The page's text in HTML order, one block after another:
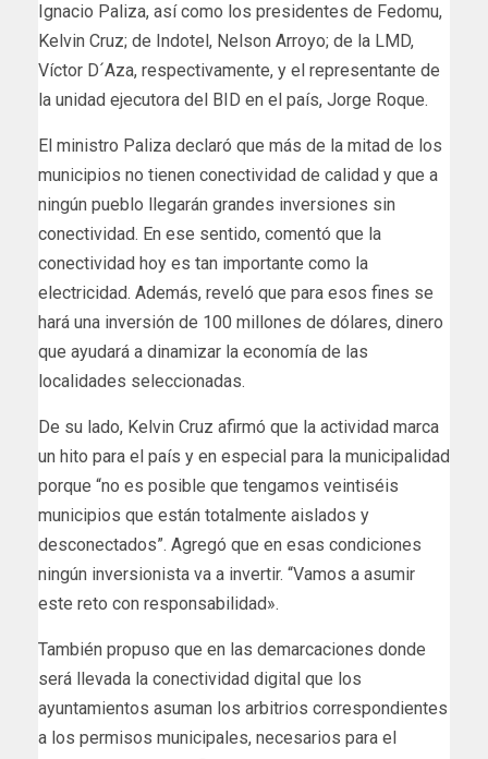
Ignacio Paliza, así como los presidentes de Fedomu,
Kelvin Cruz; de Indotel, Nelson Arroyo; de la LMD,
Víctor D´Aza, respectivamente, y el representante de
la unidad ejecutora del BID en el país, Jorge Roque.
El ministro Paliza declaró que más de la mitad de los
municipios no tienen conectividad de calidad y que a
ningún pueblo llegarán grandes inversiones sin
conectividad. En ese sentido, comentó que la
conectividad hoy es tan importante como la
electricidad. Además, reveló que para esos fines se
hará una inversión de 100 millones de dólares, dinero
que ayudará a dinamizar la economía de las
localidades seleccionadas.
De su lado, Kelvin Cruz afirmó que la actividad marca
un hito para el país y en especial para la municipalidad
porque “no es posible que tengamos veintiséis
municipios que están totalmente aislados y
desconectados”. Agregó que en esas condiciones
ningún inversionista va a invertir. “Vamos a asumir
este reto con responsabilidad».
También propuso que en las demarcaciones donde
será llevada la conectividad digital que los
ayuntamientos asuman los arbitrios correspondientes
a los permisos municipales, necesarios para el